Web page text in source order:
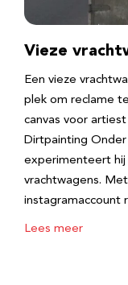
Vieze
Een vieze
plek om reclame
canvas voor
Dirtpainting
experimenteert hij
vrachtwagens.
instagramaccount
Lees meer